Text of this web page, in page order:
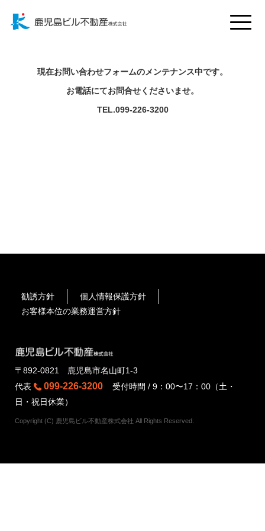
Toggle
現在お問い合わせフォームのメンテナンス中です。
お電話にてお問合せくださいませ。
TEL.099-226-3200
勧誘方針
個人情報保護方針
お客様本位の業務運営方針
〒892-0821 鹿児島市名山町1-3
代表
099-226-3200 受付時間 / 9：00〜17：00（土・
日・祝日休業）
Copyright (C) 鹿児島ビル不動産株式会社 All Rights Reserved.